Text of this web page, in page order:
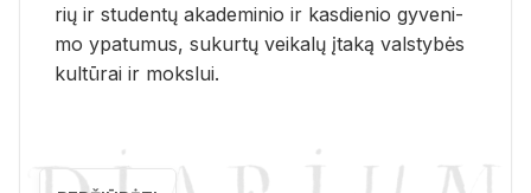
rių ir stu­den­tų aka­de­mi­nio ir kas­die­nio gy­ve­ni­
mo ypa­tu­mus, su­kur­tų vei­ka­lų įta­ką vals­ty­bės
kul­tū­rai ir moks­lui.